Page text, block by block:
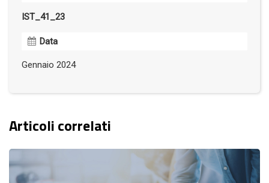
IST_41_23
Data
Gennaio 2024
Articoli correlati